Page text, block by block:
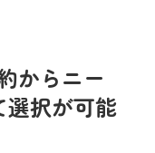
からニー
選択が可能